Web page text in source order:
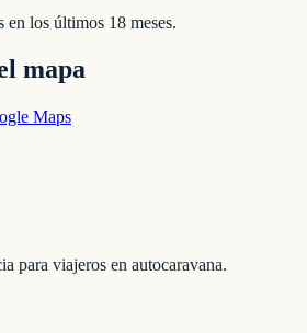
en los últimos 18 meses.
mapa
Maps
para viajeros en autocaravana.